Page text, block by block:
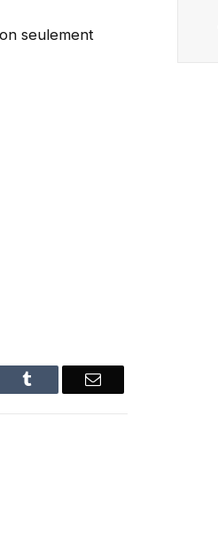
seulement
Email